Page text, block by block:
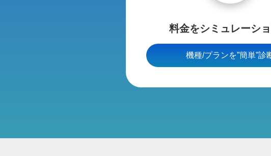
料金をシミュレーショ
機種/プランを”簡単”診